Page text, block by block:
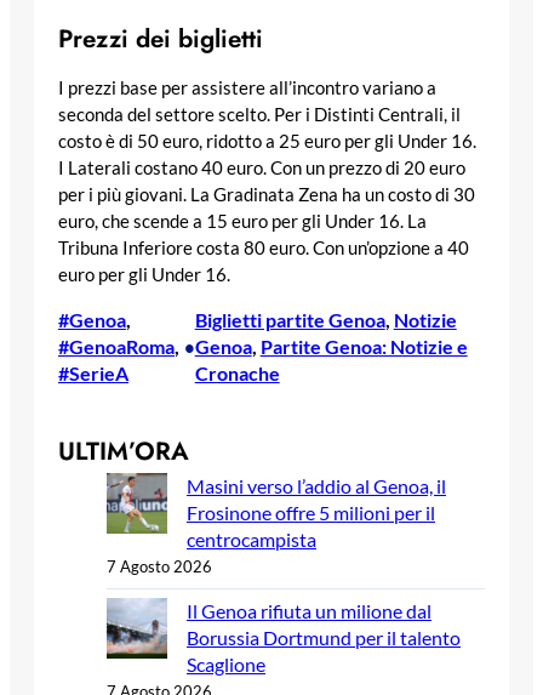
Prezzi dei biglietti
I prezzi base per assistere all’incontro variano a
seconda del settore scelto. Per i Distinti Centrali, il
costo è di 50 euro, ridotto a 25 euro per gli Under 16.
I Laterali costano 40 euro. Con un prezzo di 20 euro
per i più giovani. La Gradinata Zena ha un costo di 30
euro, che scende a 15 euro per gli Under 16. La
Tribuna Inferiore costa 80 euro. Con un’opzione a 40
euro per gli Under 16.
#Genoa
#GenoaRoma
#SerieA
•
Biglietti partite Genoa, Notizie
Genoa, Partite Genoa: Notizie e
Cronache
ULTIM’ORA
Masini verso l’addio al Genoa, il
Frosinone offre 5 milioni per il
centrocampista
7 Agosto 2026
Il Genoa rifiuta un milione dal
Borussia Dortmund per il talento
Scaglione
7 Agosto 2026